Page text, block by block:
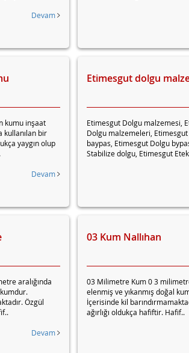
Devam
kumu inşaat
kullanılan bir
yaygın olup
Devam
Etimesgut dolgu
Etimesgut Dolgu malzemesi,
Dolgu malzemeleri,
baypas, Etimesgut Dolgu
Stabilize dolgu, Etimesgut Etek
aralığında
Özgül
Devam
03 Kum Nallıhan
03 Milimetre Kum 0 3
elenmiş ve yıkanmış doğal
İçerisinde kil
ağırlığı oldukça hafiftir. Hafif..